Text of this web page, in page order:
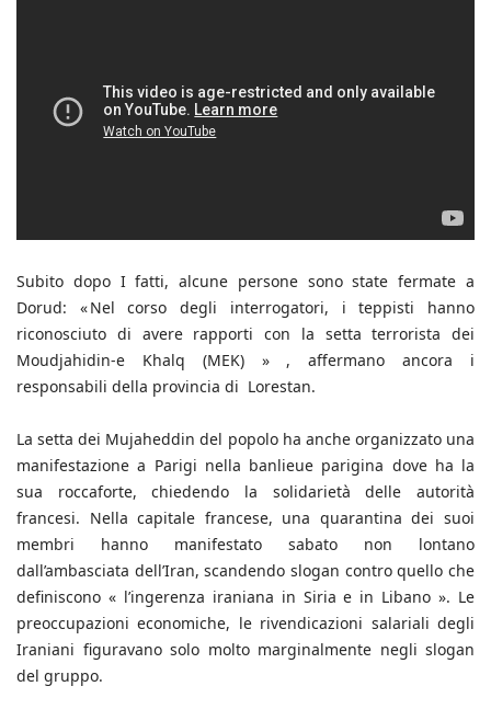
Subito dopo I fatti, alcune persone sono state fermate a
Dorud: « Nel corso degli interrogatori, i teppisti hanno
riconosciuto di avere rapporti con la setta terrorista dei
Moudjahidin-e Khalq (MEK) » , affermano ancora i
responsabili della provincia di Lorestan.
La setta dei Mujaheddin del popolo ha anche organizzato una
manifestazione a Parigi nella banlieue parigina dove ha la
sua roccaforte, chiedendo la solidarietà delle autorità
francesi. Nella capitale francese, una quarantina dei suoi
membri hanno manifestato sabato non lontano
dall’ambasciata dell’Iran, scandendo slogan contro quello che
definiscono « l’ingerenza iraniana in Siria e in Libano ». Le
preoccupazioni economiche, le rivendicazioni salariali degli
Iraniani figuravano solo molto marginalmente negli slogan
del gruppo.